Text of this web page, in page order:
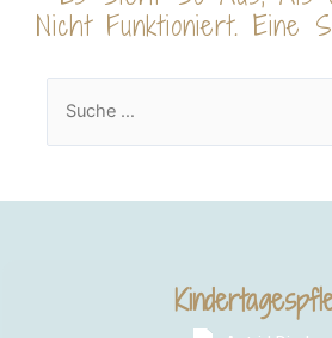
Nicht Funktioniert. Eine